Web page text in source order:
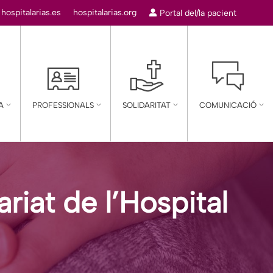
hospitalarias.es hospitalarias.org Portal del/la pacient
PROFESSIONALS SOLIDARITAT COMUNICACIÓ
de l’Hospital